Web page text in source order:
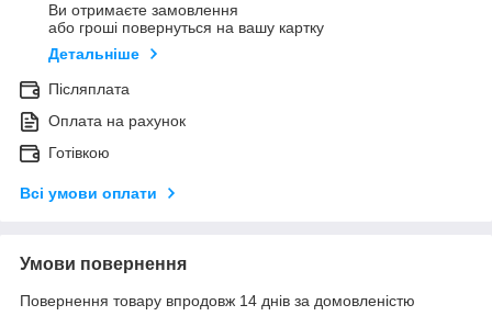
Ви отримаєте замовлення
або гроші повернуться на вашу картку
Детальніше
Післяплата
Оплата на рахунок
Готівкою
Всі умови оплати
Умови повернення
Повернення товару впродовж 14 днів за домовленістю